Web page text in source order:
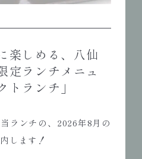
楽しめる、八仙
定ランチメニュ
トランチ」
ランチの、2026年8月の
します！